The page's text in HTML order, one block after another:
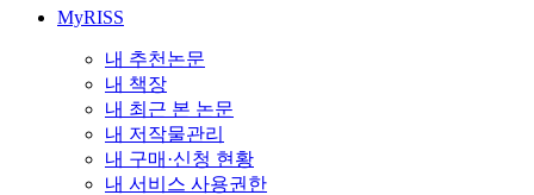
MyRISS
내 추천논문
내 책장
내 최근 본 논문
내 저작물관리
내 구매·신청 현황
내 서비스 사용권한